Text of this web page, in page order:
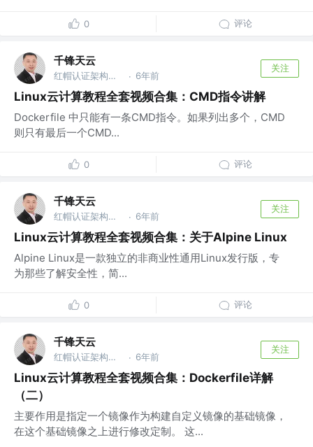
0 评论
千锋天云
红帽认证架构师 @千锋教育 · 6年前
关注
Linux云计算教程全套视频合集：CMD指令讲解
Dockerfile 中只能有一条CMD指令。如果列出多个，CMD
则只有最后一个CMD...
0 评论
千锋天云
红帽认证架构师 @千锋教育 · 6年前
关注
Linux云计算教程全套视频合集：关于Alpine Linux
Alpine Linux是一款独立的非商业性通用Linux发行版，专
为那些了解安全性，简...
0 评论
千锋天云
红帽认证架构师 @千锋教育 · 6年前
关注
Linux云计算教程全套视频合集：Dockerfile详解
（二）
主要作用是指定一个镜像作为构建自定义镜像的基础镜像，
在这个基础镜像之上进行修改定制。 这...